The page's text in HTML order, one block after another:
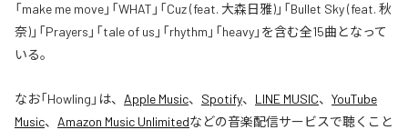
「make me move」「WHAT」「Cuz (feat. 大森日雅)」「Bullet Sky (feat. 秋
奈)」「Prayers」「tale of us」「rhythm」「heavy」を含む全15曲となって
いる。
なお「Howling 」は、 Apple Music、 Spotify、 LINE MUSIC、 YouTube
Music、 Amazon Music Unlimitedなどの音楽配信サービスで聴くこと